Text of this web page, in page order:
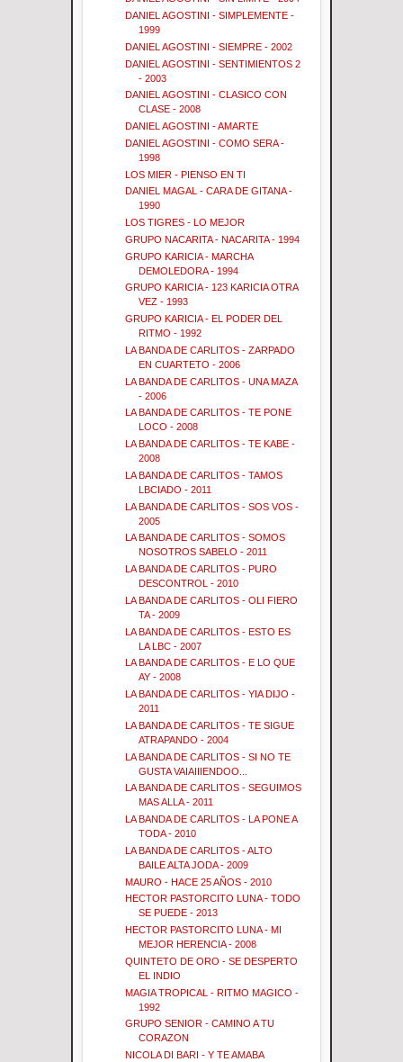
DANIEL AGOSTINI - SIMPLEMENTE -
1999
DANIEL AGOSTINI - SIEMPRE - 2002
DANIEL AGOSTINI - SENTIMIENTOS 2
- 2003
DANIEL AGOSTINI - CLASICO CON
CLASE - 2008
DANIEL AGOSTINI - AMARTE
DANIEL AGOSTINI - COMO SERA -
1998
LOS MIER - PIENSO EN TI
DANIEL MAGAL - CARA DE GITANA -
1990
LOS TIGRES - LO MEJOR
GRUPO NACARITA - NACARITA - 1994
GRUPO KARICIA - MARCHA
DEMOLEDORA - 1994
GRUPO KARICIA - 123 KARICIA OTRA
VEZ - 1993
GRUPO KARICIA - EL PODER DEL
RITMO - 1992
LA BANDA DE CARLITOS - ZARPADO
EN CUARTETO - 2006
LA BANDA DE CARLITOS - UNA MAZA
- 2006
LA BANDA DE CARLITOS - TE PONE
LOCO - 2008
LA BANDA DE CARLITOS - TE KABE -
2008
LA BANDA DE CARLITOS - TAMOS
LBCIADO - 2011
LA BANDA DE CARLITOS - SOS VOS -
2005
LA BANDA DE CARLITOS - SOMOS
NOSOTROS SABELO - 2011
LA BANDA DE CARLITOS - PURO
DESCONTROL - 2010
LA BANDA DE CARLITOS - OLI FIERO
TA - 2009
LA BANDA DE CARLITOS - ESTO ES
LA LBC - 2007
LA BANDA DE CARLITOS - E LO QUE
AY - 2008
LA BANDA DE CARLITOS - YIA DIJO -
2011
LA BANDA DE CARLITOS - TE SIGUE
ATRAPANDO - 2004
LA BANDA DE CARLITOS - SI NO TE
GUSTA VAIAIIIENDOO...
LA BANDA DE CARLITOS - SEGUIMOS
MAS ALLA - 2011
LA BANDA DE CARLITOS - LA PONE A
TODA - 2010
LA BANDA DE CARLITOS - ALTO
BAILE ALTA JODA - 2009
MAURO - HACE 25 AÑOS - 2010
HECTOR PASTORCITO LUNA - TODO
SE PUEDE - 2013
HECTOR PASTORCITO LUNA - MI
MEJOR HERENCIA - 2008
QUINTETO DE ORO - SE DESPERTO
EL INDIO
MAGIA TROPICAL - RITMO MAGICO -
1992
GRUPO SENIOR - CAMINO A TU
CORAZON
NICOLA DI BARI - Y TE AMABA